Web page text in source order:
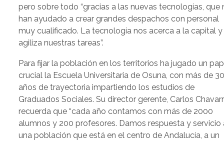
pero sobre todo “gracias a las nuevas tecnologías, que
han ayudado a crear grandes despachos con personal
muy cualificado. La tecnología nos acerca a la capital y
agiliza nuestras tareas”.
Para fijar la población en los territorios ha jugado un
crucial la Escuela Universitaria de Osuna, con más de
años de trayectoria impartiendo los estudios de
Graduados Sociales. Su director gerente, Carlos
recuerda que “cada año contamos con más de 2000
alumnos y 200 profesores. Damos respuesta y servicio
una población que está en el centro de Andalucía, a un